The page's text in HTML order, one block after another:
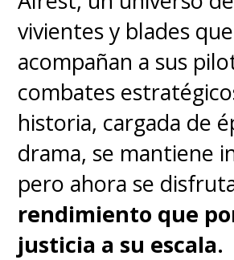
aunque a ratos la
inclina demasiado
lineales y misiones de
que desordenan un
elegancia de la
vivientes y blades que
acompañan a sus
combates
historia, cargada de
drama, se mantiene
pero ahora se
rendimiento que
justicia a su escala.